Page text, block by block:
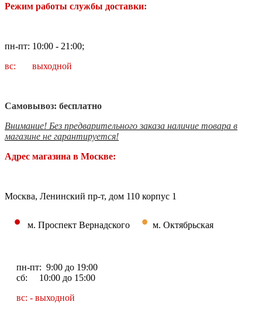
Режим работы службы доставки:
пн-пт: 10:00 - 21:00;
вс: выходной
Самовывоз: бесплатно
Внимание! Без предварительного заказа наличие товара в
магазине не гарантируется!
Адрес магазина в Москве:
Москва, Ленинский пр-т, дом 110 корпус 1
• м. Проспект Вернадского • м. Октябрьская
пн-пт: 9:00 до 19:00
сб: 10:00 до 15:00
вс: - выходной